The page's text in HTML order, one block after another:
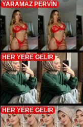
YARAMAZ PERVİN
HER YERE GELİR
HER YERE GELİR